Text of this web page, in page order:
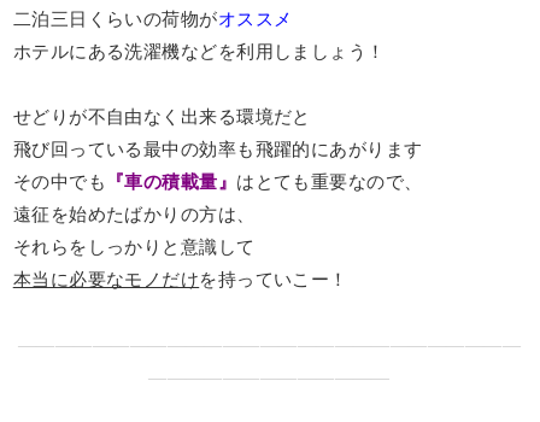
二泊三日くらいの荷物がオススメ
ホテルにある洗濯機などを利用しましょう！
せどりが不自由なく出来る環境だと
飛び回っている最中の効率も飛躍的にあがります
その中でも
『車の積載量』 はとても重要なので、
遠征を始めたばかりの方は、
それらをしっかりと意識して
本当に必要なモノだけを持っていこー！
―――――――――――――――――――――――――――
―――――――――――――